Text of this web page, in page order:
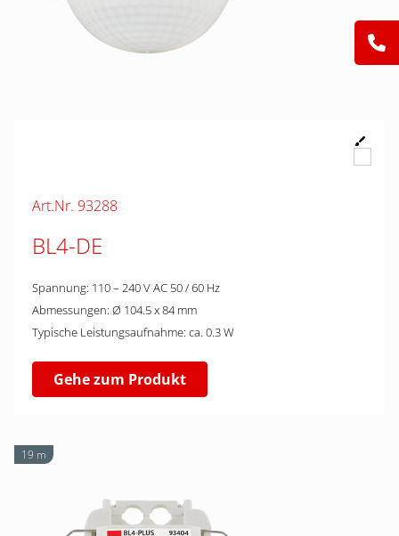
Art.Nr. 93288
BL4-DE
Spannung: 110 – 240 V AC 50 / 60 Hz
Abmessungen: Ø 104.5 x 84 mm
Typische Leistungsaufnahme: ca. 0.3 W
Gehe zum Produkt
19 m